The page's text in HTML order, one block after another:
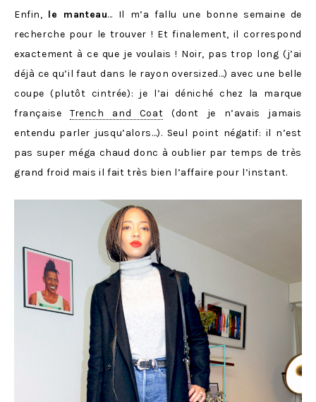
Enfin, le manteau… Il m’a fallu une bonne semaine de
recherche pour le trouver ! Et finalement, il correspond
exactement à ce que je voulais ! Noir, pas trop long (j’ai
déjà ce qu’il faut dans le rayon oversized…) avec une belle
coupe (plutôt cintrée): je l’ai déniché chez la marque
françaiseTrench and Coat (dont je n’avais jamais
entendu parler jusqu’alors…). Seul point négatif: il n’est
pas super méga chaud donc à oublier par temps de très
grand froid mais il fait très bien l’affaire pour l’instant.